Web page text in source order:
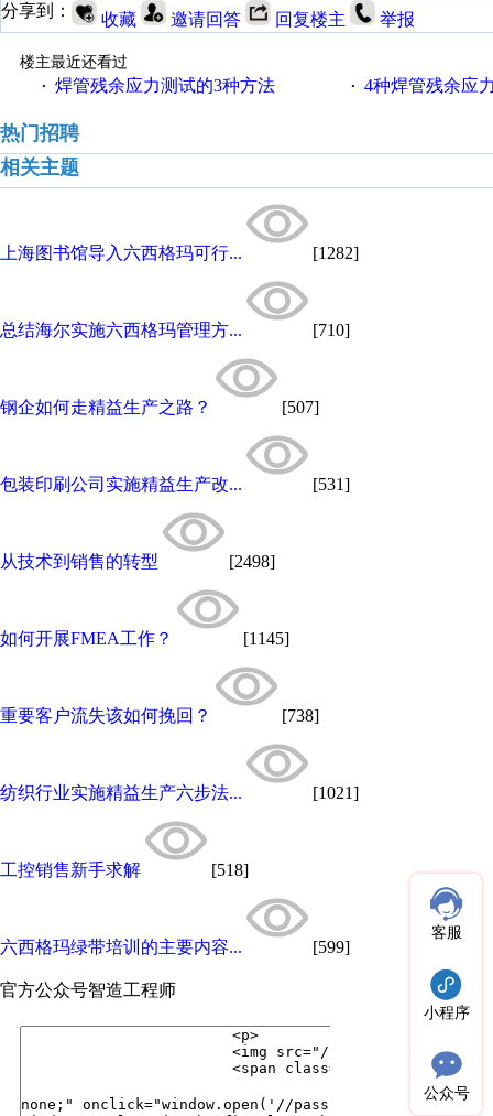
分享到：
收藏 邀请回答 回复楼主 举报
楼主最近还看过
· 焊管残余应力测试的3种方法 · 4种焊管残余应
热门招聘
相关主题
上海图书馆导入六西格玛可行... [1282]
总结海尔实施六西格玛管理方... [710]
钢企如何走精益生产之路？ [507]
包装印刷公司实施精益生产改... [531]
从技术到销售的转型 [2498]
如何开展FMEA工作？ [1145]
重要客户流失该如何挽回？ [738]
纺织行业实施精益生产六步法... [1021]
工控销售新手求解 [518]
六西格玛绿带培训的主要内容... [599]
官方公众号智造工程师
客服
小程序
公众号